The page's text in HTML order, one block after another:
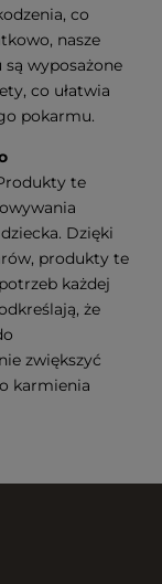
co
nasze
wyposażone
co ułatwia
pokarmu.
te
Dzięki
produkty te
każdej
że
zwiększyć
karmienia